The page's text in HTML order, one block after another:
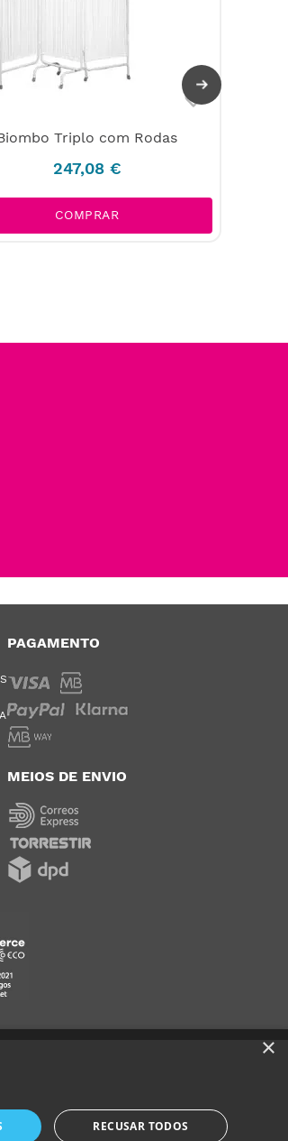
Triplo com Rodas
247,08 €
COMPRAR
PAGAMENTO
MEIOS DE ENVIO
×
RECUSAR TODOS